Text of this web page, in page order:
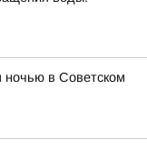
ночью в Советском